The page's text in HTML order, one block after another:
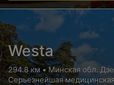
Westa
294.8 км • Минская обл.
Серьезнейшая